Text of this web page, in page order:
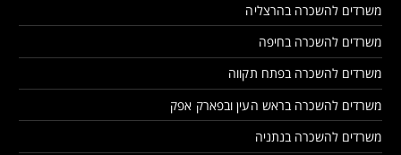
משרדים להשכרה בהרצליה
משרדים להשכרה בחיפה
משרדים להשכרה בפתח תקווה
משרדים להשכרה בראש העין ובפארק אפק
משרדים להשכרה בנתניה